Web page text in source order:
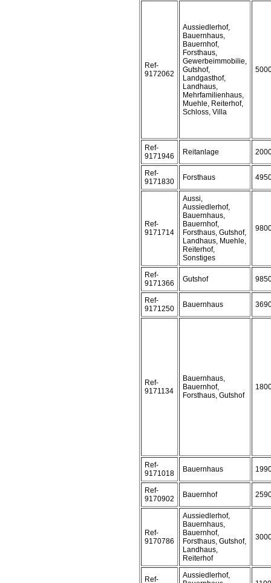
Ref-
9172062
Aussiedlerhof,
Bauernhaus,
Bauernhof,
Forsthaus,
Gewerbeimmobilie,
Gutshof,
Landgasthof,
Landhaus,
Mehrfamilienhaus,
Muehle, Reiterhof,
Schloss, Villa
Ref-
9171946
Reitanlage
Ref-
9171830
Forsthaus
Ref-
9171714
Aussi,
Aussiedlerhof,
Bauernhaus,
Bauernhof,
Forsthaus, Gutshof,
Landhaus, Muehle,
Reiterhof,
Sonstiges
Ref-
9171366
Gutshof
Ref-
9171250
Bauernhaus
Ref-
9171134
Bauernhaus,
Bauernhof,
Forsthaus, Gutshof
Ref-
9171018
Bauernhaus
Ref-
9170902
Bauernhof
Ref-
9170786
Aussiedlerhof,
Bauernhaus,
Bauernhof,
Forsthaus, Gutshof,
Landhaus,
Reiterhof
Ref-
Aussiedlerhof,